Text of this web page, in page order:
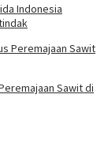
Indonesia
Sawit di